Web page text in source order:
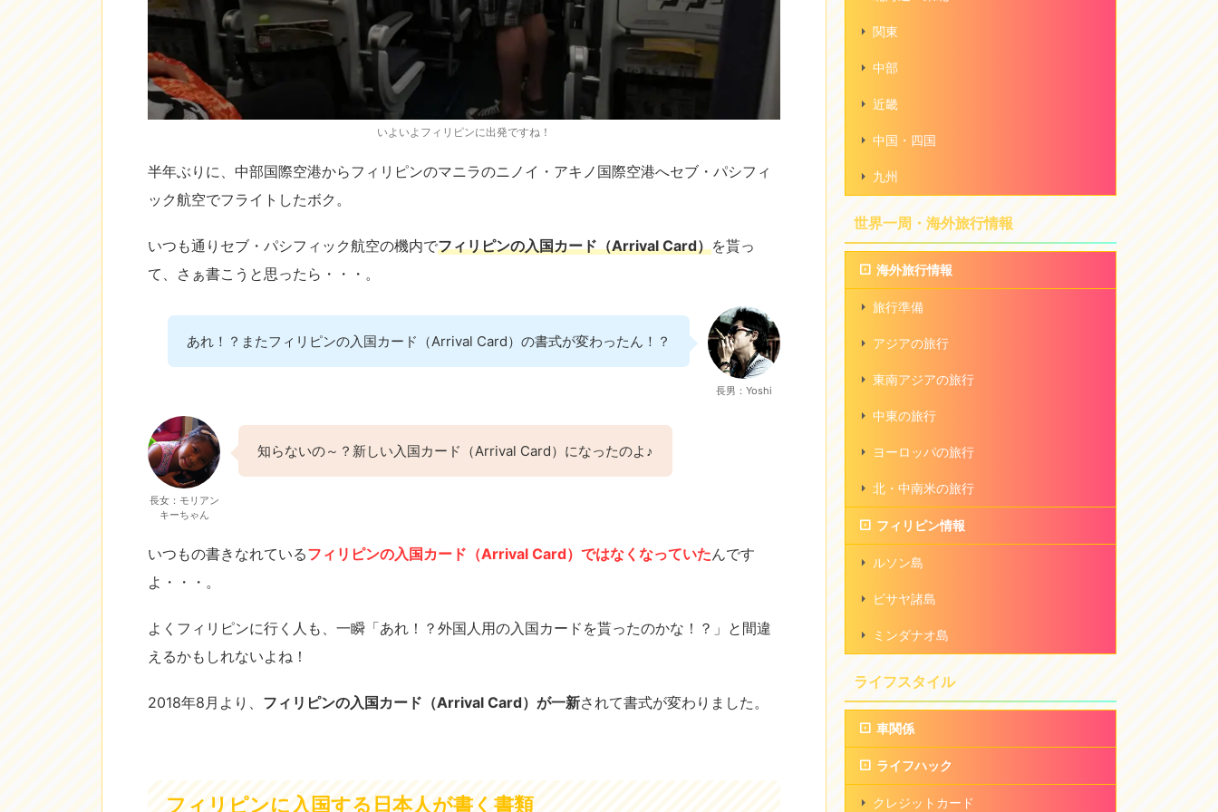
いよいよフィリピンに出発ですね！
半年ぶりに、中部国際空港からフィリピンのマニラのニノイ・アキノ国際空港へセブ・パシフィ
ック航空でフライトしたボク。
いつも通りセブ・パシフィック航空の機内でフィリピンの入国カード（Arrival Card）を貰っ
て、さぁ書こうと思ったら・・・。
あれ！？またフィリピンの入国カード（Arrival Card）の書式が変わったん！？
長男：Yoshi
長女：モリアン
キーちゃん
知らないの～？新しい入国カード（Arrival Card）になったのよ♪
いつもの書きなれているフィリピンの入国カード（Arrival Card）ではなくなっていたんです
よ・・・。
よくフィリピンに行く人も、一瞬「あれ！？外国人用の入国カードを貰ったのかな！？」と間違
えるかもしれないよね！
2018年8月より、 フィリピンの入国カード（Arrival Card）が一新されて書式が変わりました。
フィリピンに入国する日本人が書く書類
関東
中部
近畿
中国・四国
九州
世界一周・海外旅行情報
海外旅行情報
旅行準備
アジアの旅行
東南アジアの旅行
中東の旅行
ヨーロッパの旅行
北・中南米の旅行
フィリピン情報
ルソン島
ビサヤ諸島
ミンダナオ島
ライフスタイル
車関係
ライフハック
クレジットカード